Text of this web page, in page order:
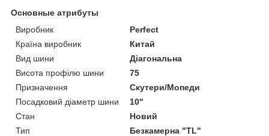
Основные атрибуты
Виробник
Perfect
Країна виробник
Китай
Вид шини
Діагональна
Висота профілю шини
75
Призначення
Скутери/Мопеди
Посадковий діаметр шини
10"
Стан
Новий
Тип
Безкамерна "TL"